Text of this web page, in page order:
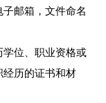
邮箱，文件命名
位、职业资格或
经历的证书和材